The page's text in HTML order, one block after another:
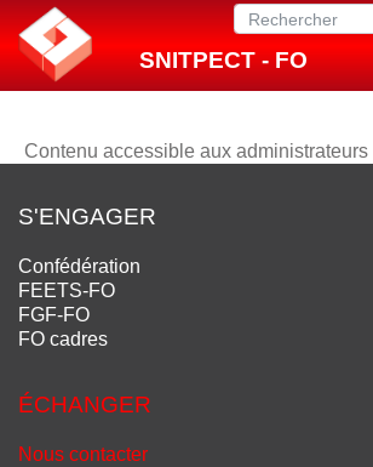
SNITPECT - FO
Contenu accessible aux
S'ENGAGER
Confédération
FEETS-FO
FGF-FO
FO cadres
ÉCHANGER
Nous contacter